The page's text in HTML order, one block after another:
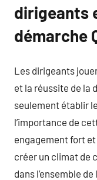
dirigeants
démarche
Les dirigeants
et la réussite de la
seulement établir
l’importance de
engagement fort
créer un climat de
dans l’ensemble de